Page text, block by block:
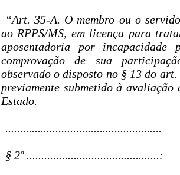
“Art. 35-A. O membro ou o
ao RPPS/MS, em licença para
aposentadoria por incapacidade
comprovação de sua
observado o disposto no § 13 do
previamente submetido à
Estado.
.....................................................
§ 2º .............................................: